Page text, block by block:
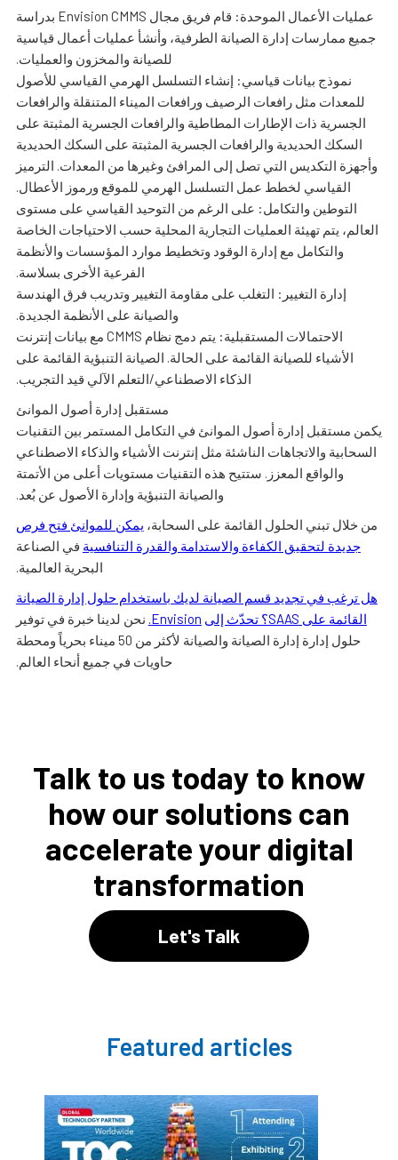
عمليات الأعمال الموحدة: قام فريق مجال Envision CMMS بدراسة
جميع ممارسات إدارة الصيانة الطرفية، وأنشأ عمليات أعمال قياسية
للصيانة والمخزون والعمليات.
نموذج بيانات قياسي: إنشاء التسلسل الهرمي القياسي للأصول
للمعدات مثل رافعات الرصيف ورافعات الميناء المتنقلة والرافعات
الجسرية ذات الإطارات المطاطية والرافعات الجسرية المثبتة على
السكك الحديدية والرافعات الجسرية المثبتة على السكك الحديدية
وأجهزة التكديس التي تصل إلى المرافئ وغيرها من المعدات. الترميز
القياسي لخطط عمل التسلسل الهرمي للموقع ورموز الأعطال.
التوطين والتكامل: على الرغم من التوحيد القياسي على مستوى
العالم، يتم تهيئة العمليات التجارية المحلية حسب الاحتياجات الخاصة
والتكامل مع إدارة الوقود وتخطيط موارد المؤسسات والأنظمة
الفرعية الأخرى بسلاسة.
إدارة التغيير: التغلب على مقاومة التغيير وتدريب فرق الهندسة
والصيانة على الأنظمة الجديدة.
الاحتمالات المستقبلية: يتم دمج نظام CMMS مع بيانات إنترنت
الأشياء للصيانة القائمة على الحالة. الصيانة التنبؤية القائمة على
الذكاء الاصطناعي/التعلم الآلي قيد التجريب.
مستقبل إدارة أصول الموانئ
يكمن مستقبل إدارة أصول الموانئ في التكامل المستمر بين التقنيات
السحابية والاتجاهات الناشئة مثل إنترنت الأشياء والذكاء الاصطناعي
والواقع المعزز. ستتيح هذه التقنيات مستويات أعلى من الأتمتة
والصيانة التنبؤية وإدارة الأصول عن بُعد.
من خلال تبني الحلول القائمة على السحابة، يمكن للموانئ فتح فرص
جديدة لتحقيق الكفاءة والاستدامة والقدرة التنافسية في الصناعة
البحرية العالمية.
هل ترغب في تجديد قسم الصيانة لديك باستخدام حلول إدارة الصيانة
القائمة على SAAS؟ تحدّث إلى
Envision. نحن لدينا خبرة في توفير
حلول إدارة إدارة الصيانة والصيانة لأكثر من 50 ميناء بحرياً ومحطة
حاويات في جميع أنحاء العالم.
Talk to us today to know
how our solutions can
accelerate your digital
transformation
Let's Talk
Featured articles